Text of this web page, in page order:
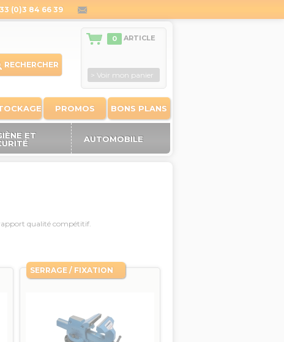
(0)3 84 66 39
PROMOS BONS PLANS
RECHERCHER
0 ARTICLE
> Voir mon panier
ET
AUTOMOBILE
qualité compétitif.
SERRAGE / FIXATION